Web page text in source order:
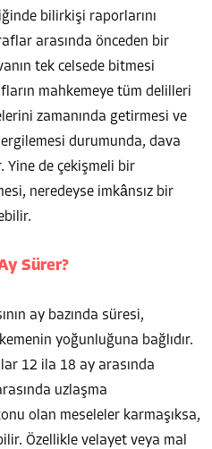
bilirkişi raporlarını
arasında önceden bir
tek celsede bitmesi
mahkemeye tüm delilleri
zamanında getirmesi ve
durumunda, dava
Yine de çekişmeli bir
neredeyse imkânsız bir
Sürer?
ay bazında süresi,
yoğunluğuna bağlıdır.
12 ila 18 ay arasında
uzlaşma
olan meseleler karmaşıksa,
Özellikle velayet veya mal